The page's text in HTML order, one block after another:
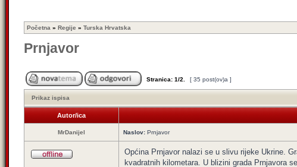
Početna » Regije » Turska Hrvatska
Prnjavor
Stranica: 1/2 [ 35 post(ov)a ]
Prikaz ispisa
Autor/ica
MrDanijel Naslov: Prnjavor
Općina Prnjavor nalazi se u slivu rijeke Ukrine.
kvadratnih kilometara. U blizini grada Prnjavora